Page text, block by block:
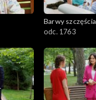
Barwy szczęścia
odc. 1763